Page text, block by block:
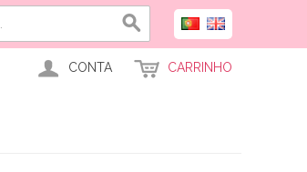
CONTA CARRINHO